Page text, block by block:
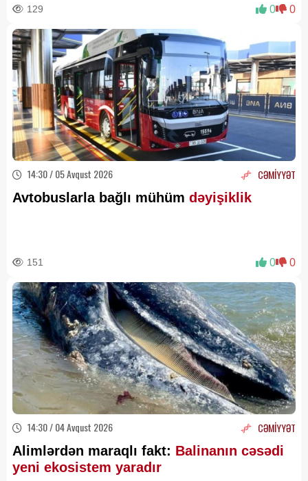
129 0 0
14:30 / 05 Avqust 2026 CƏMİYYƏT
Avtobuslarla bağlı mühüm dəyişiklik
151 0 0
14:30 / 04 Avqust 2026 CƏMİYYƏT
Alimlərdən maraqlı fakt: Balinanın cəsədi
yeni ekosistem yaradır